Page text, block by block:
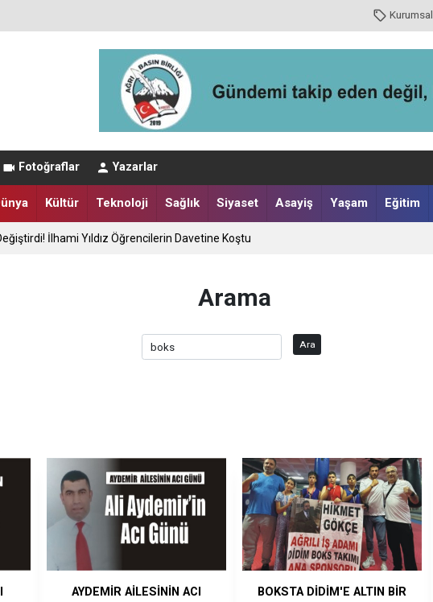
Kurumsal
Fotoğraflar Yazarlar
Kültür Teknoloji Sağlık Siyaset Asayiş Yaşam Eğitim
Olası Bir Felaketi Önledi
İlhami Yıldız Öğrencilerin Davetine Koştu
Arama
Ara
AYDEMİR AİLESİNİN ACI
BOKSTA DİDİM'E ALTIN BİR